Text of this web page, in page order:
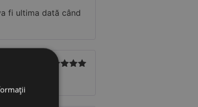
din 5
fi ultima dată când